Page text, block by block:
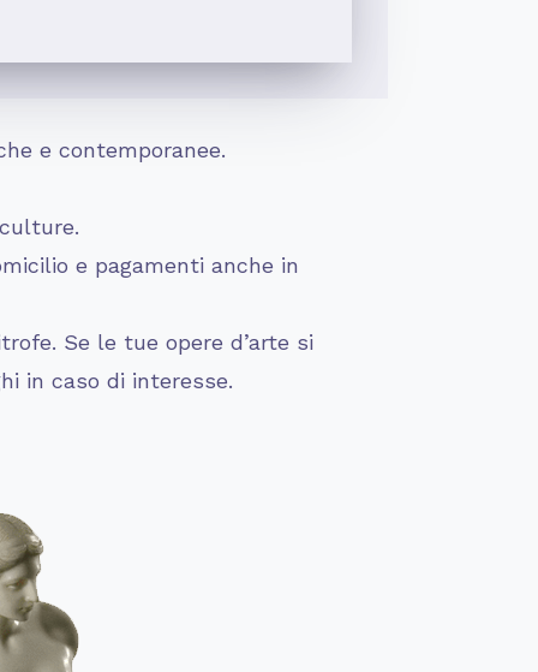
e contemporanee.
e pagamenti anche in
Se le tue opere d’arte si
in caso di interesse.